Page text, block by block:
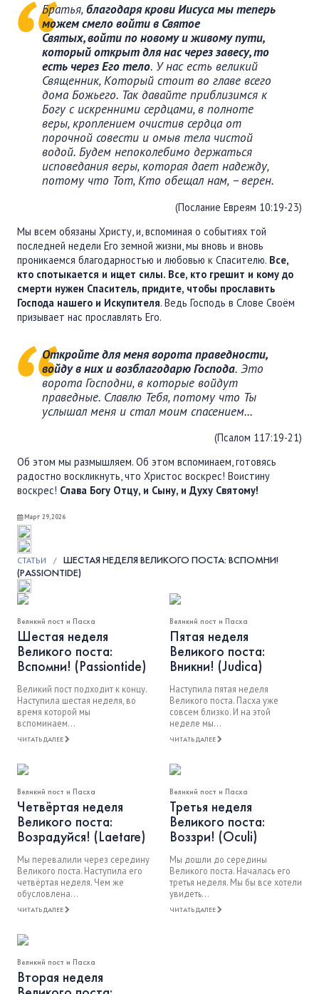
Братья,благодаря крови Иисуса мы теперь
можем смело войти в Святое
Святых, войти по новому и живому пути,
который открыт для нас через завесу, то
есть через Его тело. У нас есть великий
Священник, Который стоит во главе всего
дома Божьего. Так давайте приблизимся к
Богу с искренними сердцами, в полноте
веры, кроплением очистив сердца от
порочной совести и омыв тела чистой
водой. Будем непоколебимо держаться
исповедания веры, которая дает надежду,
потому что Тот, Кто обещал нам, – верен.
(Послание Евреям 10:19-23)
Мы всем обязаны Христу, и, вспоминая о событиях той
последней недели Его земной жизни, мы вновь и вновь
проникаемся благодарностью и любовью к Спасителю. Все,
кто спотыкается и ищет силы. Все, кто грешит и кому до
смерти нужен Спаситель, придите, чтобы прославить
Господа нашего и Искупителя. Ведь Господь в Слове Своём
призывает нас прославлять Его.
Откройте для меня ворота праведности,
войду в них и возблагодарю Господа. Это
ворота Господни, в которые войдут
праведные. Славлю Тебя, потому что Ты
услышал меня и стал моим спасением...
(Псалом 117:19-21)
Об этом мы размышляем. Об этом вспоминаем, готовясь
радостно воскликнуть, что Христос воскрес! Воистину
воскрес! Слава Богу Отцу, и Сыну, и Духу Святому!
Март 29, 2026
СТАТЬИ /
ШЕСТАЯ НЕДЕЛЯ ВЕЛИКОГО ПОСТА: ВСПОМНИ!
(PASSIONTIDE)
Великий пост и Пасха
Шестая неделя
Великого поста:
Вспомни! (Passiontide)
Великий пост подходит к концу.
Наступила шестая неделя, во
время которой мы
вспоминаем...
ЧИТАТЬ ДАЛЕЕ
Великий пост и Пасха
Пятая неделя
Великого поста:
Вникни! (Judica)
Наступила пятая неделя
Великого поста. Пасха уже
совсем близко. И на этой
неделе мы...
ЧИТАТЬ ДАЛЕЕ
Великий пост и Пасха
Четвёртая неделя
Великого поста:
Возрадуйся! (Laetare)
Мы перевалили через середину
Великого поста. Наступила его
четвёртая неделя. Чем же
обусловлена...
ЧИТАТЬ ДАЛЕЕ
Великий пост и Пасха
Третья неделя
Великого поста:
Воззри! (Oculi)
Мы дошли до середины
Великого поста. Началась его
третья неделя. Мы бы все хотели
увидеть...
ЧИТАТЬ ДАЛЕЕ
Великий пост и Пасха
Вторая неделя